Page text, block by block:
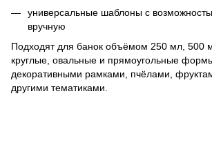
универсальные шаблоны с
вручную
Подходят для банок объёмом 250 мл, 500
круглые, овальные и прямоугольные
декоративными рамками, пчёлами,
другими тематиками.